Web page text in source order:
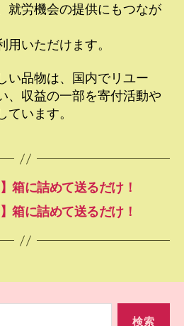
就労機会の提供にもつなが
いただけます。
い品物は、国内でリユー
、収益の一部を寄付活動や
ています。
箱に詰めて送るだけ！
箱に詰めて送るだけ！